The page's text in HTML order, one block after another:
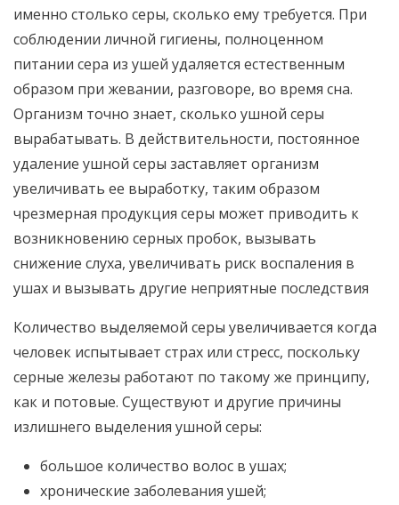
именно столько серы, сколько ему требуется. При
соблюдении личной гигиены, полноценном
питании сера из ушей удаляется естественным
образом при жевании, разговоре, во время сна.
Организм точно знает, сколько ушной серы
вырабатывать. В действительности, постоянное
удаление ушной серы заставляет организм
увеличивать ее выработку, таким образом
чрезмерная продукция серы может приводить к
возникновению серных пробок, вызывать
снижение слуха, увеличивать риск воспаления в
ушах и вызывать другие неприятные последствия
Количество выделяемой серы увеличивается когда
человек испытывает страх или стресс, поскольку
серные железы работают по такому же принципу,
как и потовые. Существуют и другие причины
излишнего выделения ушной серы:
большое количество волос в ушах;
хронические заболевания ушей;